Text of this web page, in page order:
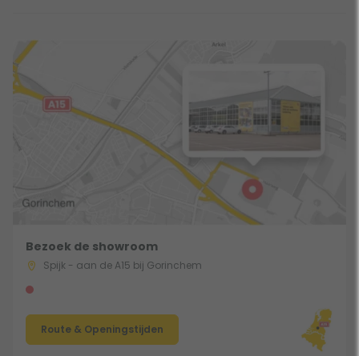
Bezoek de showroom
Spijk - aan de A15 bij Gorinchem
Route & Openingstijden